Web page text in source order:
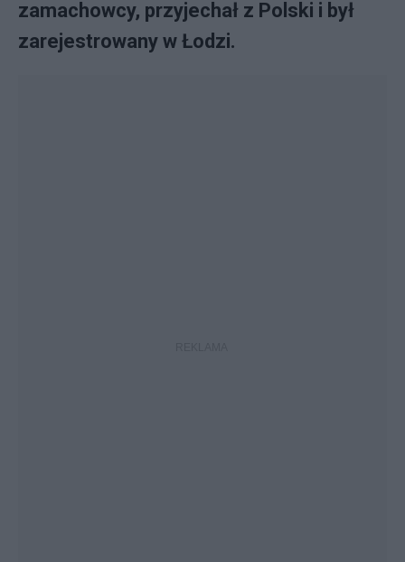
zamachowcy, przyjechał z Polski i był
zarejestrowany w Łodzi.